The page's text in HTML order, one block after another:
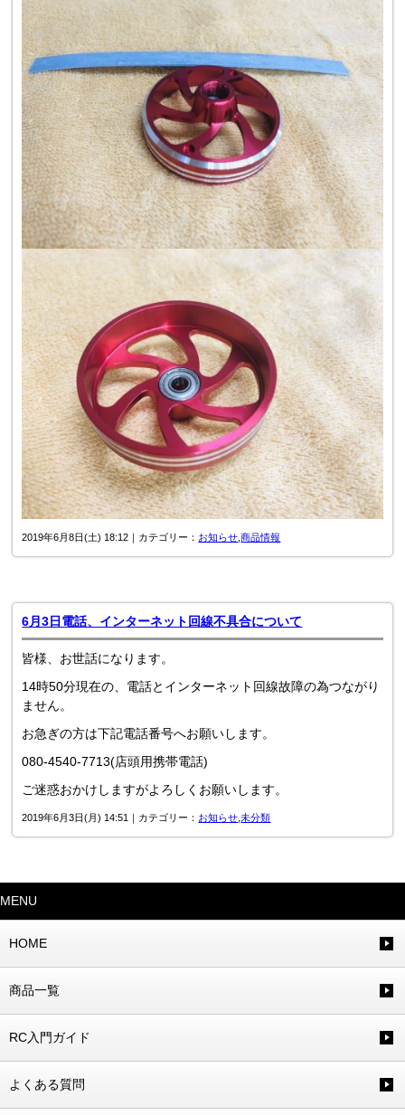
2019年6月8日(土) 18:12｜カテゴリー： お知らせ ,商品情報
6月3日電話、インターネット回線不具合について
皆様、お世話になります。
14時50分現在の、電話とインターネット回線故障の為つながり
ません。
お急ぎの方は下記電話番号へお願いします。
080-4540-7713(店頭用携帯電話)
ご迷惑おかけしますがよろしくお願いします。
2019年6月3日(月) 14:51｜カテゴリー： お知らせ ,未分類
MENU
HOME
商品一覧
RC入門ガイド
よくある質問